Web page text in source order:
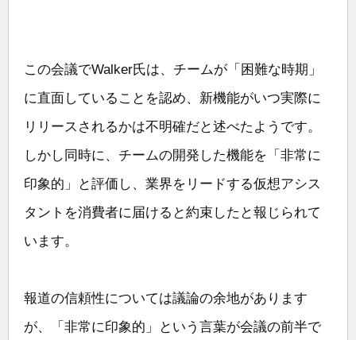
この会議でWalker氏は、チームが「困難な時期」
に直面していることを認め、新機能がいつ実際に
リリースされるかは不明確だと述べたようです。
しかし同時に、チームの開発した機能を「非常に
印象的」と評価し、業界をリードする仮想アシス
タントを消費者に届けると約束したと報じられて
います。
報道の信頼性については議論の余地があります
が、「非常に印象的」という言葉が会議の前半で